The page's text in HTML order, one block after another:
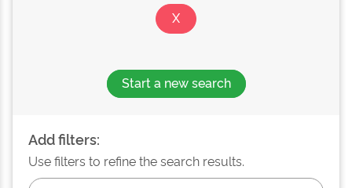
Start a new search
Add filters:
Use filters to refine the search results.